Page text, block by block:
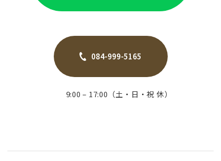
084-999-5165
9:00 – 17:00（土・日・祝 休）